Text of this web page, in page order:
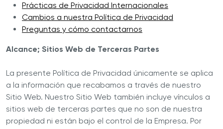
Prácticas de Privacidad Internacionales
Cambios a nuestra Política de Privacidad
Preguntas y cómo contactarnos
Alcance; Sitios Web de Terceras Partes
La presente Política de Privacidad únicamente se aplica
a la información que recabamos a través de nuestro
Sitio Web. Nuestro Sitio Web también incluye vínculos a
sitios web de terceras partes que no son de nuestra
propiedad ni están bajo el control de la Empresa. Por